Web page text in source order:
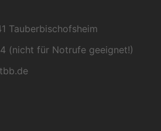
Tauberbischofsheim
(nicht für Notrufe geeignet!)